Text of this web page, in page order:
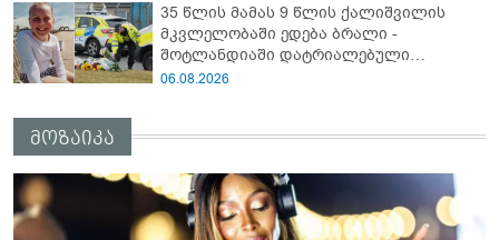
35 წლის მამას 9 წლის ქალიშვილის
მკვლელობაში ედება ბრალი -
შოტლანდიაში დატრიალებული
ტრაგედიის დეტალები
06.08.2026
მოზაიკა